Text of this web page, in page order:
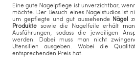
Eine gute Nagelpflege ist unverzichtbar,
möchte. Der Besuch eines Nagelstudios ist
um gepflegte und gut aussehende Nägel
Produkte sowie die Nagelfeile erhält
Ausführungen, sodass die jeweiligen
werden. Dabei muss man nicht
Utensilien ausgeben. Wobei die
entsprechenden Preis hat.